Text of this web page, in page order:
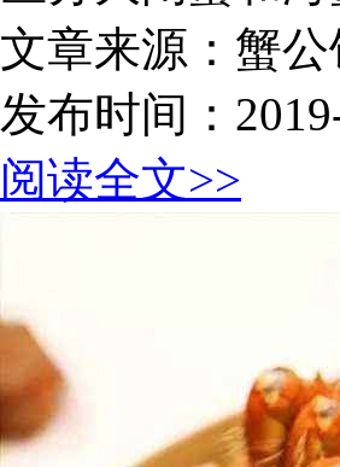
文章来源：蟹公
发布时间：
阅读全文>>